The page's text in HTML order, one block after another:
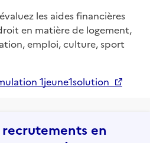
les aides financières
en matière de logement,
emploi, culture, sport
1jeune1solution
recrutements en